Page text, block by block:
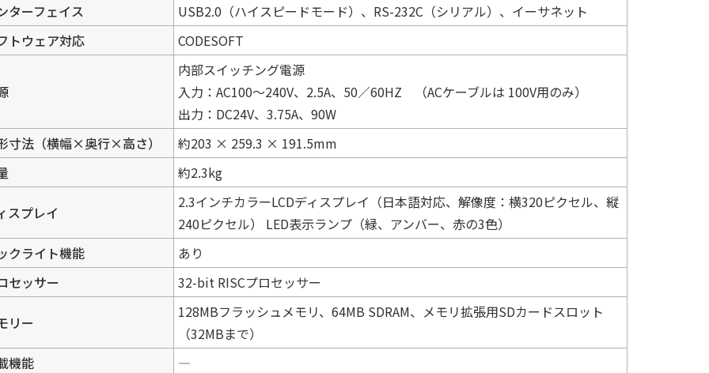
ターフェイス
USB2.0（ハイスピードモード）、RS-232C（シリアル）、イーサネット
トウェア対応
CODESOFT
内部スイッチング電源
入力：AC100～240V、2.5A、50／60HZ （ACケーブルは 100V用のみ）
出力：DC24V、3.75A、90W
寸法（横幅×奥行×高さ）
約203 × 259.3 × 191.5mm
約2.3kg
スプレイ
2.3インチカラーLCDディスプレイ（日本語対応、解像度：横320ピクセル、縦
240ピクセル） LED表示ランプ（緑、アンバー、赤の3色）
クライト機能
あり
セッサー
32-bit RISCプロセッサー
リー
128MBフラッシュメモリ、64MB SDRAM、メモリ拡張用SDカードスロット
（32MBまで）
機能
―